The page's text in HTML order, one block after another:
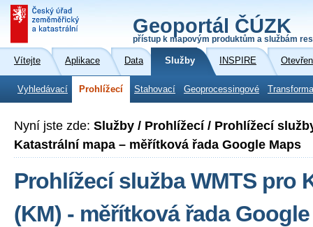
Geoportál ČÚZK
přístup k mapovým produktům a službám
Vítejte Aplikace Data Služby INSPIRE
Vyhledávací Prohlížecí Stahovací Geoprocessingové
Nyní jste zde: Služby / Prohlížecí / Prohlížecí
Katastrální mapa – měřítková řada Google Maps
Prohlížecí služba WMTS pro
(KM) - měřítková řada